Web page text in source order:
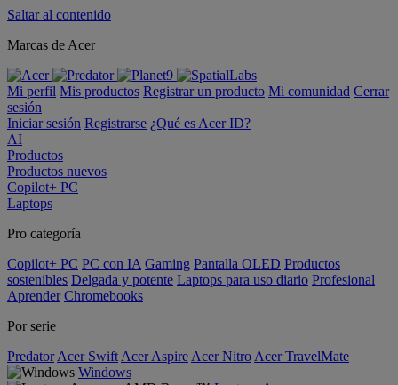
Saltar al contenido
Marcas de Acer
Mi perfil Mis productos Registrar un producto Mi comunidad Cerrar
sesión
Iniciar sesión Registrarse ¿Qué es Acer ID?
AI
Productos
Productos nuevos
Copilot+ PC
Laptops
Pro categoría
Copilot+ PC PC con IA Gaming Pantalla OLED Productos
sostenibles Delgada y potente Laptops para uso diario Profesional
Aprender Chromebooks
Por serie
Predator Acer Swift Acer Aspire Acer Nitro Acer TravelMate
Windows